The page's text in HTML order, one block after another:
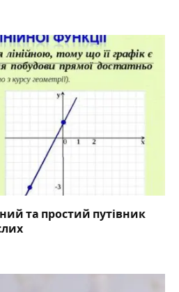
та простий путівник